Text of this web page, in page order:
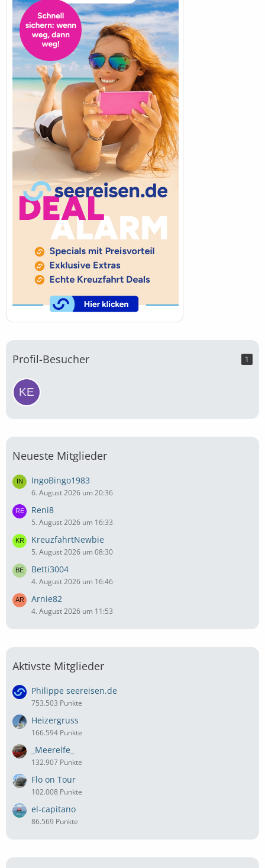
Profil-Besucher 1
Neueste Mitglieder
IngoBingo1983
6. August 2026 um 20:36
Reni8
5. August 2026 um 16:33
KreuzfahrtNewbie
5. August 2026 um 08:30
Betti3004
4. August 2026 um 16:46
Arnie82
4. August 2026 um 11:53
Aktivste Mitglieder
Philippe seereisen.de
753.503 Punkte
Heizergruss
166.594 Punkte
_Meerelfe_
132.907 Punkte
Flo on Tour
102.008 Punkte
el-capitano
86.569 Punkte